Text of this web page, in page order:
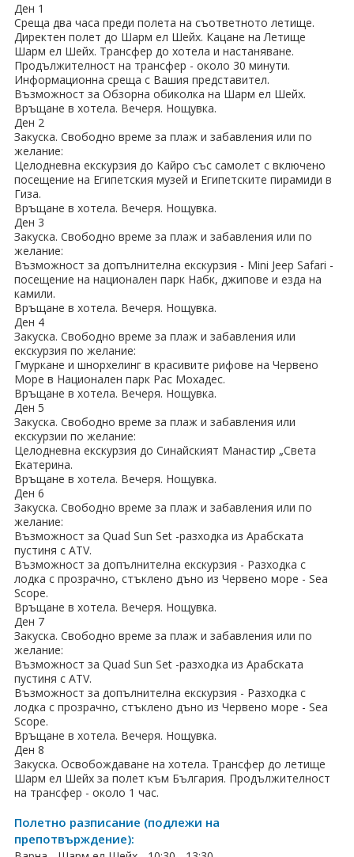
Швеция
ПРАЗНИЦИ
Празници в България
Предколедни
Нова година
Великден 2026
ЕКЗОТИКА
Екзотични почивки
КРУИЗИ
САМОЛЕТНИ БИЛЕТИ
ХОТЕЛИ
Хотели в България
Хотели в чужбина
ЕЗИКОВО УЧИЛИЩЕ
SUMMER ENGLISH TALENTS ACADEMY
ВХОД ЗА АГЕНТИ
Ден 1
Среща два часа преди полета на съответното летище.
Директен полет до Шарм ел Шейх. Кацане на Летище
Шарм ел Шейх. Трансфер до хотела и настаняване.
Продължителност на трансфер - около 30 минути.
Информационна среща с Вашия представител.
Възможност за Обзорна обиколка на Шарм ел Шейх.
Връщане в хотела. Вечеря. Нощувка.
Ден 2
Закуска. Свободно време за плаж и забавления или по
желание:
Целодневна екскурзия до Кайро със самолет с включено
посещение на Египетския музей и Египетските пирамиди в
Гиза.
Връщане в хотела. Вечеря. Нощувка.
Ден 3
Закуска. Свободно време за плаж и забавления или по
желание:
Възможност за допълнителна екскурзия - Mini Jeep Safari -
посещение на национален парк Набк, джипове и езда на
камили.
Връщане в хотела. Вечеря. Нощувка.
Ден 4
Закуска. Свободно време за плаж и забавления или
екскурзия по желание:
Гмуркане и шнорхелинг в красивите рифове на Червено
Море в Национален парк Рас Мохадес.
Връщане в хотела. Вечеря. Нощувка.
Ден 5
Закуска. Свободно време за плаж и забавления или
екскурзии по желание:
Целодневна екскурзия до Синайският Манастир „Света
Екатерина.
Връщане в хотела. Вечеря. Нощувка.
Ден 6
Закуска. Свободно време за плаж и забавления или по
желание:
Възможност за Quad Sun Set -разходка из Арабската
пустиня с ATV.
Възможност за допълнителна екскурзия - Разходка с
лодка с прозрачно, стъклено дъно из Червено море - Sea
Scope.
Връщане в хотела. Вечеря. Нощувка.
Ден 7
Закуска. Свободно време за плаж и забавления или по
желание:
Възможност за Quad Sun Set -разходка из Арабската
пустиня с ATV.
Възможност за допълнителна екскурзия - Разходка с
лодка с прозрачно, стъклено дъно из Червено море - Sea
Scope.
Връщане в хотела. Вечеря. Нощувка.
Ден 8
Закуска. Освобождаване на хотела. Трансфер до летище
Шарм ел Шейх за полет към България. Продължителност
на трансфер - около 1 час.
Полетно разписание (подлежи на
препотвърждение):